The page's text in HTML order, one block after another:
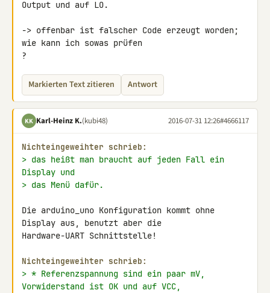
Output und auf LO.
-> offenbar ist falscher Code erzeugt worden;
wie kann ich sowas prüfen
?
Markierten Text zitieren Antwort
KK Karl-Heinz K.(kubi48) 2016-07-31 12:26#4666117
Nichteingeweihter schrieb:
> das heißt man braucht auf jeden Fall ein
Display und
> das Menü dafür.
Die arduino_uno Konfiguration kommt ohne
Display aus, benutzt aber die
Hardware-UART Schnittstelle!
Nichteingeweihter schrieb:
> * Referenzspannung sind ein paar mV,
Vorwiderstand ist OK und auf VCC,